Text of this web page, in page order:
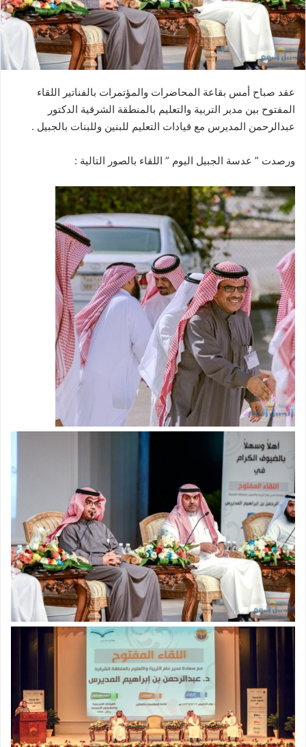
عقد صباح أمس بقاعة المحاضرات والمؤتمرات بالفناتير اللقاء
المفتوح بين مدير التربية والتعليم بالمنطقة الشرقية الدكتور
عبدالرحمن المديرس مع قيادات التعليم للبنين وللبنات بالجبيل .
ورصدت ” عدسة الجبيل اليوم ” اللقاء بالصور التالية :